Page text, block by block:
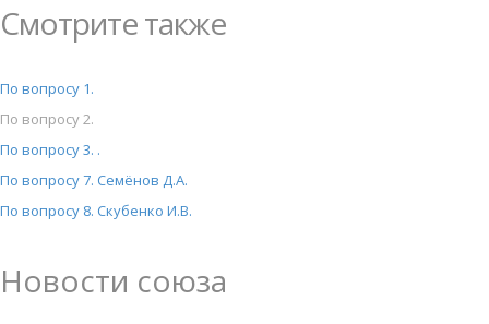
Смотрите также
По вопросу 1.
По вопросу 2.
По вопросу 3. .
По вопросу 7. Семёнов Д.А.
По вопросу 8. Скубенко И.В.
Новости союза